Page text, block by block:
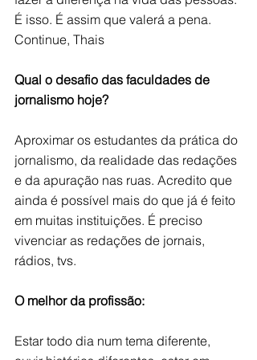
É isso. É assim que valerá a pena.
Continue, Thais
Qual o desafio das faculdades de
jornalismo hoje?
Aproximar os estudantes da prática do
jornalismo, da realidade das redações
e da apuração nas ruas. Acredito que
ainda é possível mais do que já é feito
em muitas instituições. É preciso
vivenciar as redações de jornais,
rádios, tvs.
O melhor da profissão:
Estar todo dia num tema diferente,